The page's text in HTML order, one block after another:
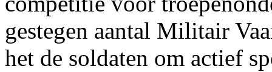
gestegen aantal Militair
het de soldaten om actief